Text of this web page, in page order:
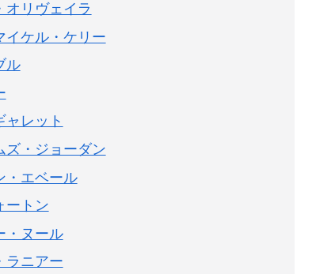
オリヴェイラ
イケル・ケリー
ル
ャレット
ズ・ジョーダン
・エベール
ートン
・ヌール
ラニアー